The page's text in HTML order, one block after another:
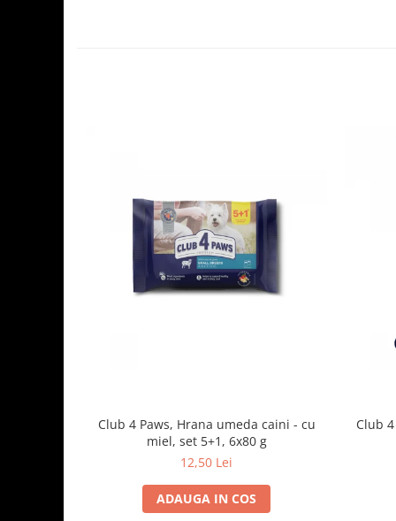
Club 4 Paws, Hrana umeda caini - cu
miel, set 5+1, 6x80 g
12,50 Lei
ADAUGA IN COS
Club